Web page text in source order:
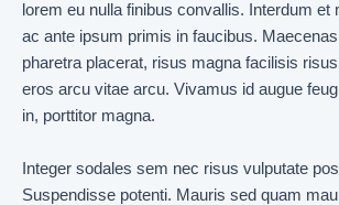
lorem eu nulla finibus convallis. Interdum et
ac ante ipsum primis in faucibus.
pharetra placerat, risus magna facilisis
eros arcu vitae arcu. Vivamus id augue
in, porttitor magna.
Integer sodales sem nec risus vulputate
Suspendisse potenti. Mauris sed quam